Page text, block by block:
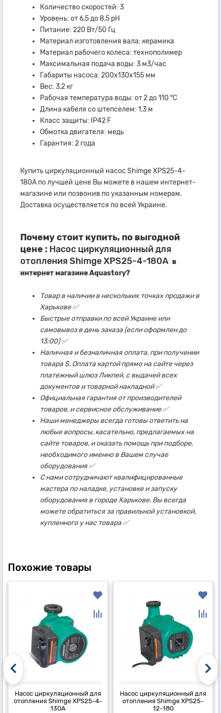
Количество скоростей: 3
Уровень: от 6,5 до 8,5 pH
Питание: 220 Вт/50 Гц
Материал изготовления вала: керамика
Материал рабочего колеса: технополимер
Максимальная подача воды: 3 м3/час
Габариты насоса: 200х130х155 мм
Вес: 3,2 кг
Рабочая температура воды: от 2 до 110 °С
Длина кабеля со штепселем: 1,3 м
Класс защиты: IP42 F
Обмотка двигателя: медь
Гарантия: 2 года
Купить циркуляционный насос Shimge XPS25-4-
180А по лучшей цене Вы можете в нашем интернет-
магазине или позвонив по указанным номерам.
Доставка осуществляется по всей Украине.
Почему стоит купить, по выгодной
цене : Насос циркуляционный для
отопления Shimge XPS25-4-180А в
интернет магазине Aquastory?
Товар в наличии в нескольких точках продажи в
Харькове ✅
Быстрые отправки по всей Украине или
самовывоз в день заказа (если оформлен до
13:00) ✅
Наличная и безналичная оплата, при получении
товара $. Оплата картой прямо на сайте через
платежный шлюз Ликпей, с выдачей всех
документов и товарной накладной ✅
Официальная гарантия от производителей
товаров, и сервисное обслуживание ✅
Наши менеджеры всегда готовы ответить на
любые вопросы, касательно, предлагаемых на
сайте товаров, и оказать помощь при подборе,
необходимого именно в Вашем случае
оборудования ✅
С нами сотрудничают квалифицированные
мастера по наладке, установке и запуску
оборудования в городе Харькове. Вы всегда
можете обратиться за правильной установкой,
купленного у нас товара ✅
Похожие товары
Насос циркуляционный для
отопления Shimge XPS25-4-
130А
Насос циркуляционный для
отопления Shimge XPS25-
12-180